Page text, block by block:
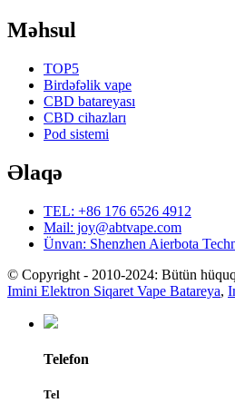
Məhsul
TOP5
Birdəfəlik vape
CBD batareyası
CBD cihazları
Pod sistemi
Əlaqə
TEL: +86 176 6526 4912
Mail: joy@abtvape.com
Ünvan: Shenzhen Aierbota
© Copyright - 2010-2024: Bütün
Imini Elektron Siqaret Vape Batareya,
Telefon
Tel